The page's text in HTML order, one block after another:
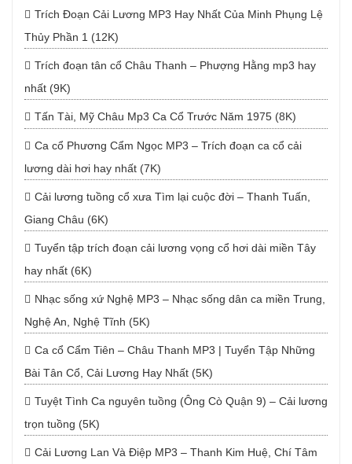
Trích Đoạn Cải Lương MP3 Hay Nhất Của Minh Phụng Lệ
Thủy Phần 1 (12K)
Trích đoạn tân cổ Châu Thanh – Phượng Hằng mp3 hay
nhất (9K)
Tấn Tài, Mỹ Châu Mp3 Ca Cổ Trước Năm 1975 (8K)
Ca cổ Phương Cẩm Ngọc MP3 – Trích đoạn ca cổ cải
lương dài hơi hay nhất (7K)
Cải lương tuồng cổ xưa Tìm lại cuộc đời – Thanh Tuấn,
Giang Châu (6K)
Tuyển tập trích đoạn cải lương vọng cổ hơi dài miền Tây
hay nhất (6K)
Nhạc sống xứ Nghệ MP3 – Nhạc sống dân ca miền Trung,
Nghệ An, Nghệ Tĩnh (5K)
Ca cổ Cẩm Tiên – Châu Thanh MP3 | Tuyển Tập Những
Bài Tân Cổ, Cải Lương Hay Nhất (5K)
Tuyệt Tình Ca nguyên tuồng (Ông Cò Quận 9) – Cải lương
trọn tuồng (5K)
Cải Lương Lan Và Điệp MP3 – Thanh Kim Huệ, Chí Tâm